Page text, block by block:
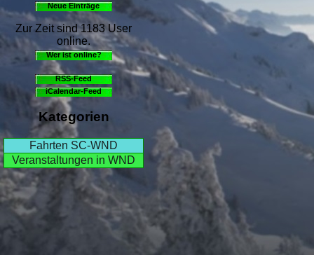
Neue Einträge
Zur Zeit sind 1183 User
online.
Wer ist online?
RSS-Feed
iCalendar-Feed
Kategorien
Fahrten SC-WND
Veranstaltungen in WND